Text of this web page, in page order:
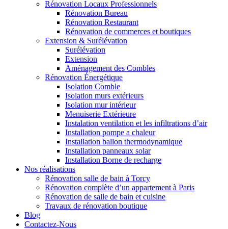
Rénovation Locaux Professionnels
Rénovation Bureau
Rénovation Restaurant
Rénovation de commerces et boutiques
Extension & Surélévation
Surélévation
Extension
Aménagement des Combles
Rénovation Énergétique
Isolation Comble
Isolation murs extérieurs
Isolation mur intérieur
Menuiserie Extérieure
Instalation ventilation et les infiltrations d’air
Installation pompe a chaleur
Installation ballon thermodynamique
Installation panneaux solar
Installation Borne de recharge
Nos réalisations
Rénovation salle de bain à Torcy
Rénovation complète d’un appartement à Paris
Rénovation de salle de bain et cuisine
Travaux de rénovation boutique
Blog
Contactez-Nous